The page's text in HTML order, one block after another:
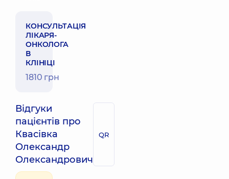
КОНСУЛЬТАЦІЯ
ЛІКАРЯ-
ОНКОЛОГА
В
КЛІНІЦІ
1810 грн
Відгуки
пацієнтів про
Квасівка
Олександр
Олександрович
QR